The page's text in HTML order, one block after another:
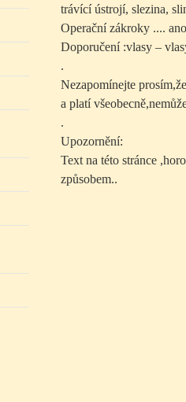
trávící ústrojí, slezina,
Operační zákroky .... ano
Doporučení :vlasy –
.
Nezapomínejte
a platí
.
Upozornění:
Text na této stránce
způsobem..